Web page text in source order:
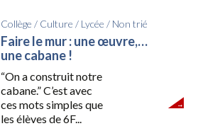
Collège / Culture / Lycée / Non trié
Faire le mur : une œuvre,…
une cabane !
“On a construit notre
cabane.” C’est avec
ces mots simples que
les élèves de 6F...